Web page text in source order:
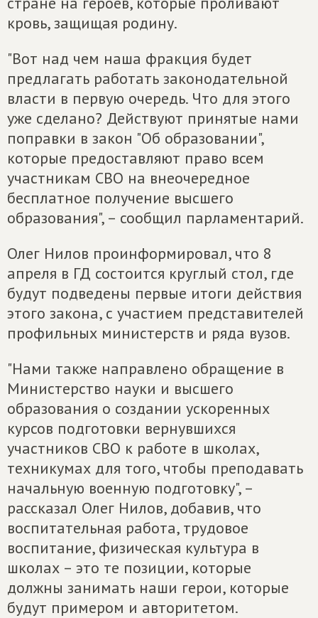
кровь, защищая родину.
"Вот над чем наша фракция будет
предлагать работать законодательной
власти в первую очередь. Что для этого
уже сделано? Действуют принятые нами
поправки в закон "Об образовании",
которые предоставляют право всем
участникам СВО на внеочередное
бесплатное получение высшего
образования", – сообщил парламентарий.
Олег Нилов проинформировал, что 8
апреля в ГД состоится круглый стол, где
будут подведены первые итоги действия
этого закона, с участием представителей
профильных министерств и ряда вузов.
"Нами также направлено обращение в
Министерство науки и высшего
образования о создании ускоренных
курсов подготовки вернувшихся
участников СВО к работе в школах,
техникумах для того, чтобы преподавать
начальную военную подготовку", –
рассказал Олег Нилов, добавив, что
воспитательная работа, трудовое
воспитание, физическая культура в
школах – это те позиции, которые
должны занимать наши герои, которые
будут примером и авторитетом.